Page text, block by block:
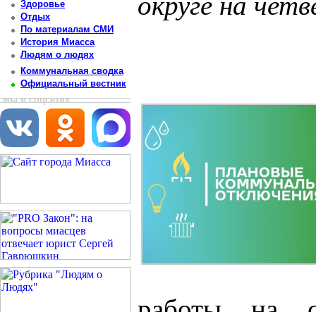
Здоровье
Отдых
По материалам СМИ
История Миасса
Людям о людях
Коммунальная сводка
Официальный вестник
мы в соцсетях